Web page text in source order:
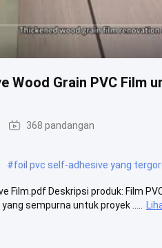
Wood Grain PVC Film
368 pandangan
#foil pvc self-adhesive yang
Film.pdf Deskripsi produk: Film
sempurna untuk proyek .....